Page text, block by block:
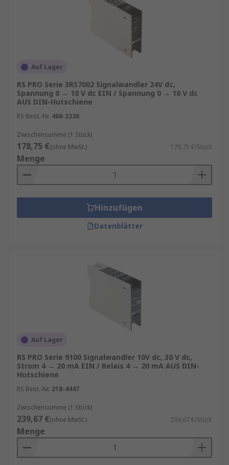
Auf Lager
RS PRO Serie 3RS7002 Signalwandler 24V dc,
Spannung 0 → 10 V dc EIN / Spannung 0 → 10 V dc
AUS DIN-Hutschiene
RS Best.-Nr. 466-2236
Zwischensumme (1 Stück)
178,75 €(ohne MwSt.) 178,75 €/Stück
Menge
Hinzufügen
Datenblätter
Auf Lager
RS PRO Serie 9100 Signalwandler 10V dc, 30 V dc,
Strom 4 → 20 mA EIN / Relais 4 → 20 mA AUS DIN-
Hutschiene
RS Best.-Nr. 218-4447
Zwischensumme (1 Stück)
239,67 €(ohne MwSt.) 239,67 €/Stück
Menge